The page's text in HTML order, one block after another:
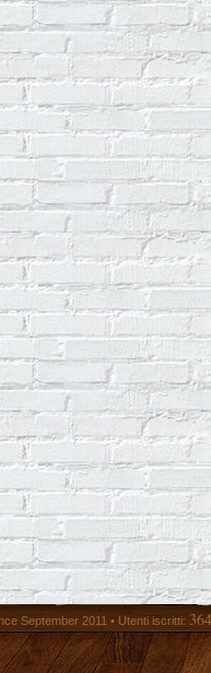
September 2011 • Utenti iscritti: 364